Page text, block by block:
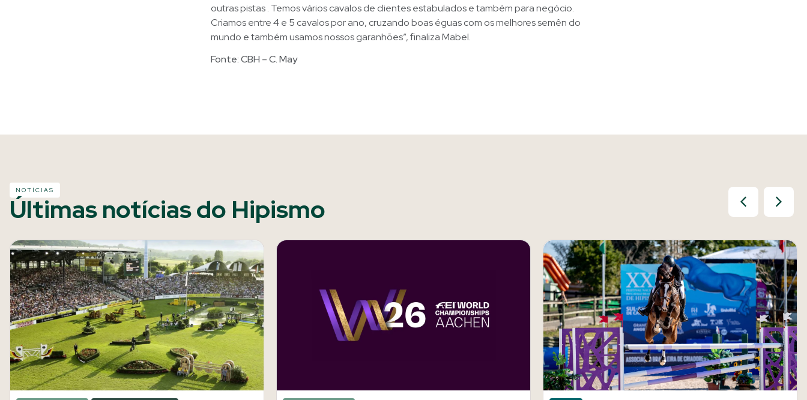
outras pistas . Temos vários cavalos de clientes estabulados e também para negócio.
Criamos entre 4 e 5 cavalos por ano, cruzando boas éguas com os melhores semên do
mundo e também usamos nossos garanhões”, finaliza Mabel.
Fonte: CBH – C. May
NOTÍCIAS
Últimas notícias do Hipismo